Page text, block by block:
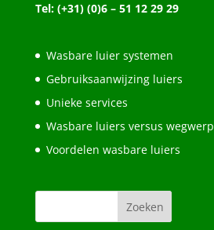
Tel: (+31) (0)6 – 51 12 29 29
Wasbare luier systemen
Gebruiksaanwijzing luiers
Unieke services
Wasbare luiers versus wegwerp
Voordelen wasbare luiers